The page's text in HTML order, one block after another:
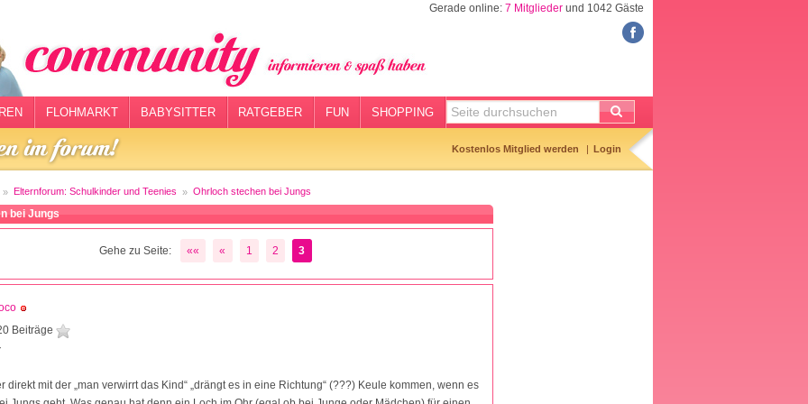
Gerade online: 7 Mitglieder und 1042 Gäste
FLOHMARKT BABYSITTER RATGEBER FUN SHOPPING
Kostenlos Mitglied werden Login
Elternforum: Schulkinder und Teenies Ohrloch stechen bei Jungs
bei Jungs
Gehe zu Seite: «« « 1 2 3
Beiträge
direkt mit der „man verwirrt das Kind“ „drängt es in eine Richtung“ (???) Keule kommen, wenn es